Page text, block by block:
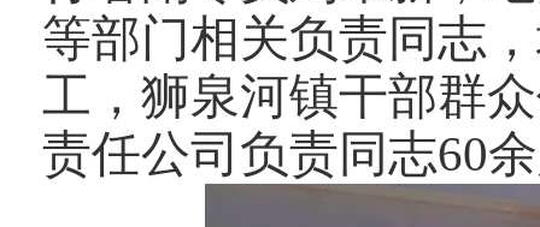
等部门相关负责同志
工，狮泉河镇干部群
责任公司负责同志60